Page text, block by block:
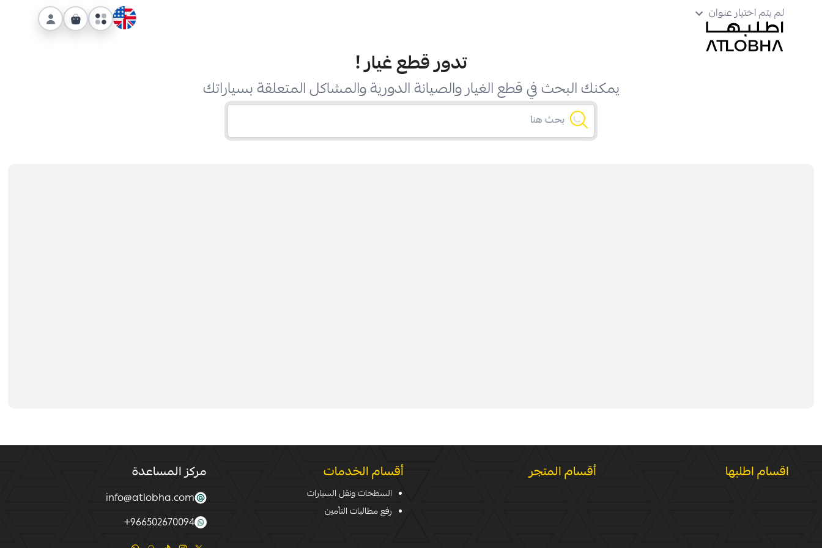
لم يتم اختيار عنوان
تدور قطع غيار!
يمكنك البحث في قطع الغيار والصيانة الدورية والمشاكل المتعلقة بسياراتك
اقسام اطلبها أقسام المتجر أقسام الخدمات
السطحات ونقل السيارات
رفع مطالبات التأمين
مركز المساعدة
info@atlobha.com
966502670094
+